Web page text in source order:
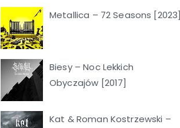
Metallica – 72 Seasons [2023]
Biesy – Noc Lekkich
Obyczajów [2017]
Kat & Roman Kostrzewski –